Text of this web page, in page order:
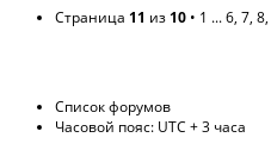
Страница 11 из 10 • 1 ...6, 7, 8,
Список форумов
Часовой пояс: UTC + 3 часа